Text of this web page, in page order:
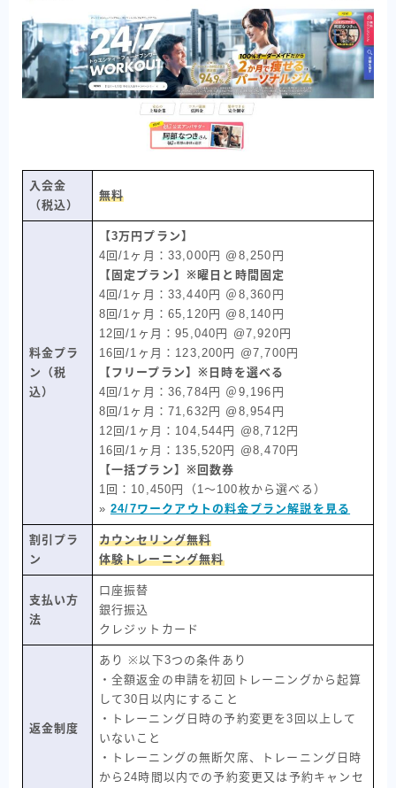
入会金
（税込）
無料
料金プラ
ン（税
込）
【3万円プラン】
4回/1ヶ月：33,000円 @8,250円
【固定プラン】※曜日と時間固定
4回/1ヶ月：33,440円 ＠8,360円
8回/1ヶ月：65,120円 @8,140円
12回/1ヶ月：95,040円 @7,920円
16回/1ヶ月：123,200円 @7,700円
【フリープラン】※日時を選べる
4回/1ヶ月：36,784円 ＠9,196円
8回/1ヶ月：71,632円 @8,954円
12回/1ヶ月：104,544円 @8,712円
16回/1ヶ月：135,520円 @8,470円
【一括プラン】※回数券
1回：10,450円（1〜100枚から選べる）
» 24/7ワークアウトの料金プラン解説を見る
割引プラ
ン
カウンセリング無料
体験トレーニング無料
支払い方
法
口座振替
銀行振込
クレジットカード
返金制度
あり ※以下3つの条件あり
・全額返金の申請を初回トレーニングから起算
して30日以内にすること
・トレーニング日時の予約変更を3回以上して
いないこと
・トレーニングの無断欠席、トレーニング日時
から24時間以内での予約変更又は予約キャンセ